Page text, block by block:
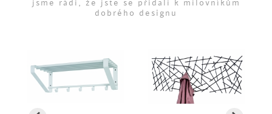
jsme rádi, že jste se přidali k milovníkům
dobrého designu